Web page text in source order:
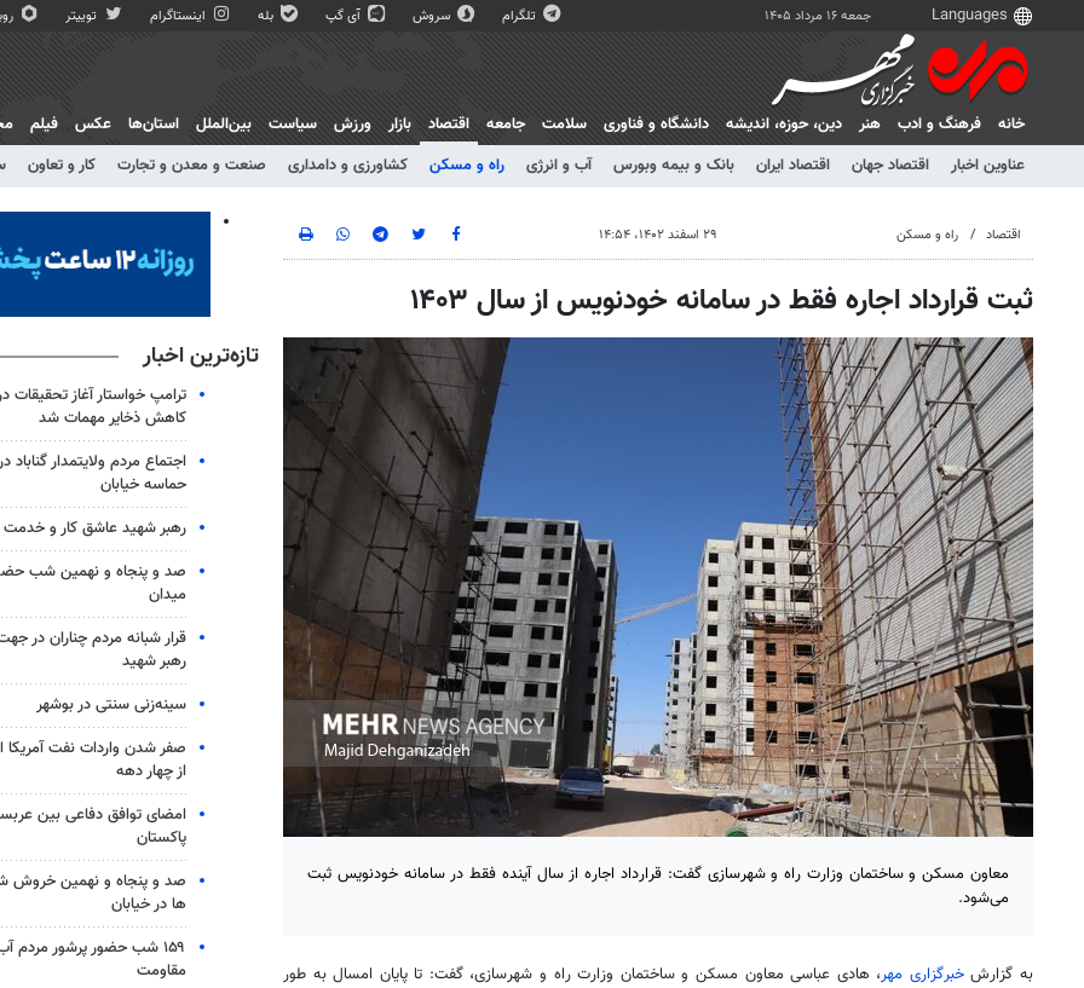
جمعه ۱۶ مرداد ۱۴۰۵ تلگرام سروش آی گپ بله اینستاگرام توییتر
خانه فرهنگ و ادب هنر دين، حوزه، انديشه دانشگاه و فناوری سلامت جامعه
اقتصاد
عناوین اخبار
اقتصاد جهان اقتصاد ایران بانک و بیمه وبورس آب و انرژی راه و مسکن کشاورزی و دامداری صنعت و معدن و تجارت کار و تعاون
بازار ورزش سیاست بین‌الملل استان‌ها عکس فیلم
اقتصاد راه و مسکن ۲۹ اسفند ۱۴۰۲، ۱۴:۵۴
ثبت قرارداد اجاره فقط در سامانه خودنویس از سال ۱۴۰۳
معاون مسکن و ساختمان وزارت راه و شهرسازی گفت: قرارداد اجاره از سال آینده فقط در سامانه خودنویس ثبت
می‌شود.
به گزارشخبرگزاری مهر، هادی عباسی معاون مسکن و ساختمان وزارت راه و شهرسازی‌، گفت: تا پایان امسال به طور
تازه‌ترین اخبار
ترامپ خواستار آغاز تحقیقات
کاهش ذخایر مهمات شد
حماسه خیابان
رهبر شهید عاشق کار و خدمت
صد و پنجاه و نهمین شب
میدان
قرار شبانه مردم چناران در
رهبر شهید
سینه‌زنی سنتی در بوشهر
صفر شدن واردات نفت
از چهار دهه
امضای توافق دفاعی بین
پاکستان
صد و پنجاه و نهمین خروش
ها در خیابان
۱۵۹ شب حضور پرشور مردم
مقاومت